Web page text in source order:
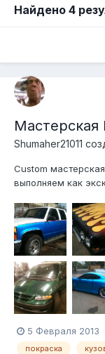
Найдено 4
Мастерская
Shumaher21011
Custom
выполняем как
быта, кухонная
Реставрационные
5 Февраля 2013
покраска